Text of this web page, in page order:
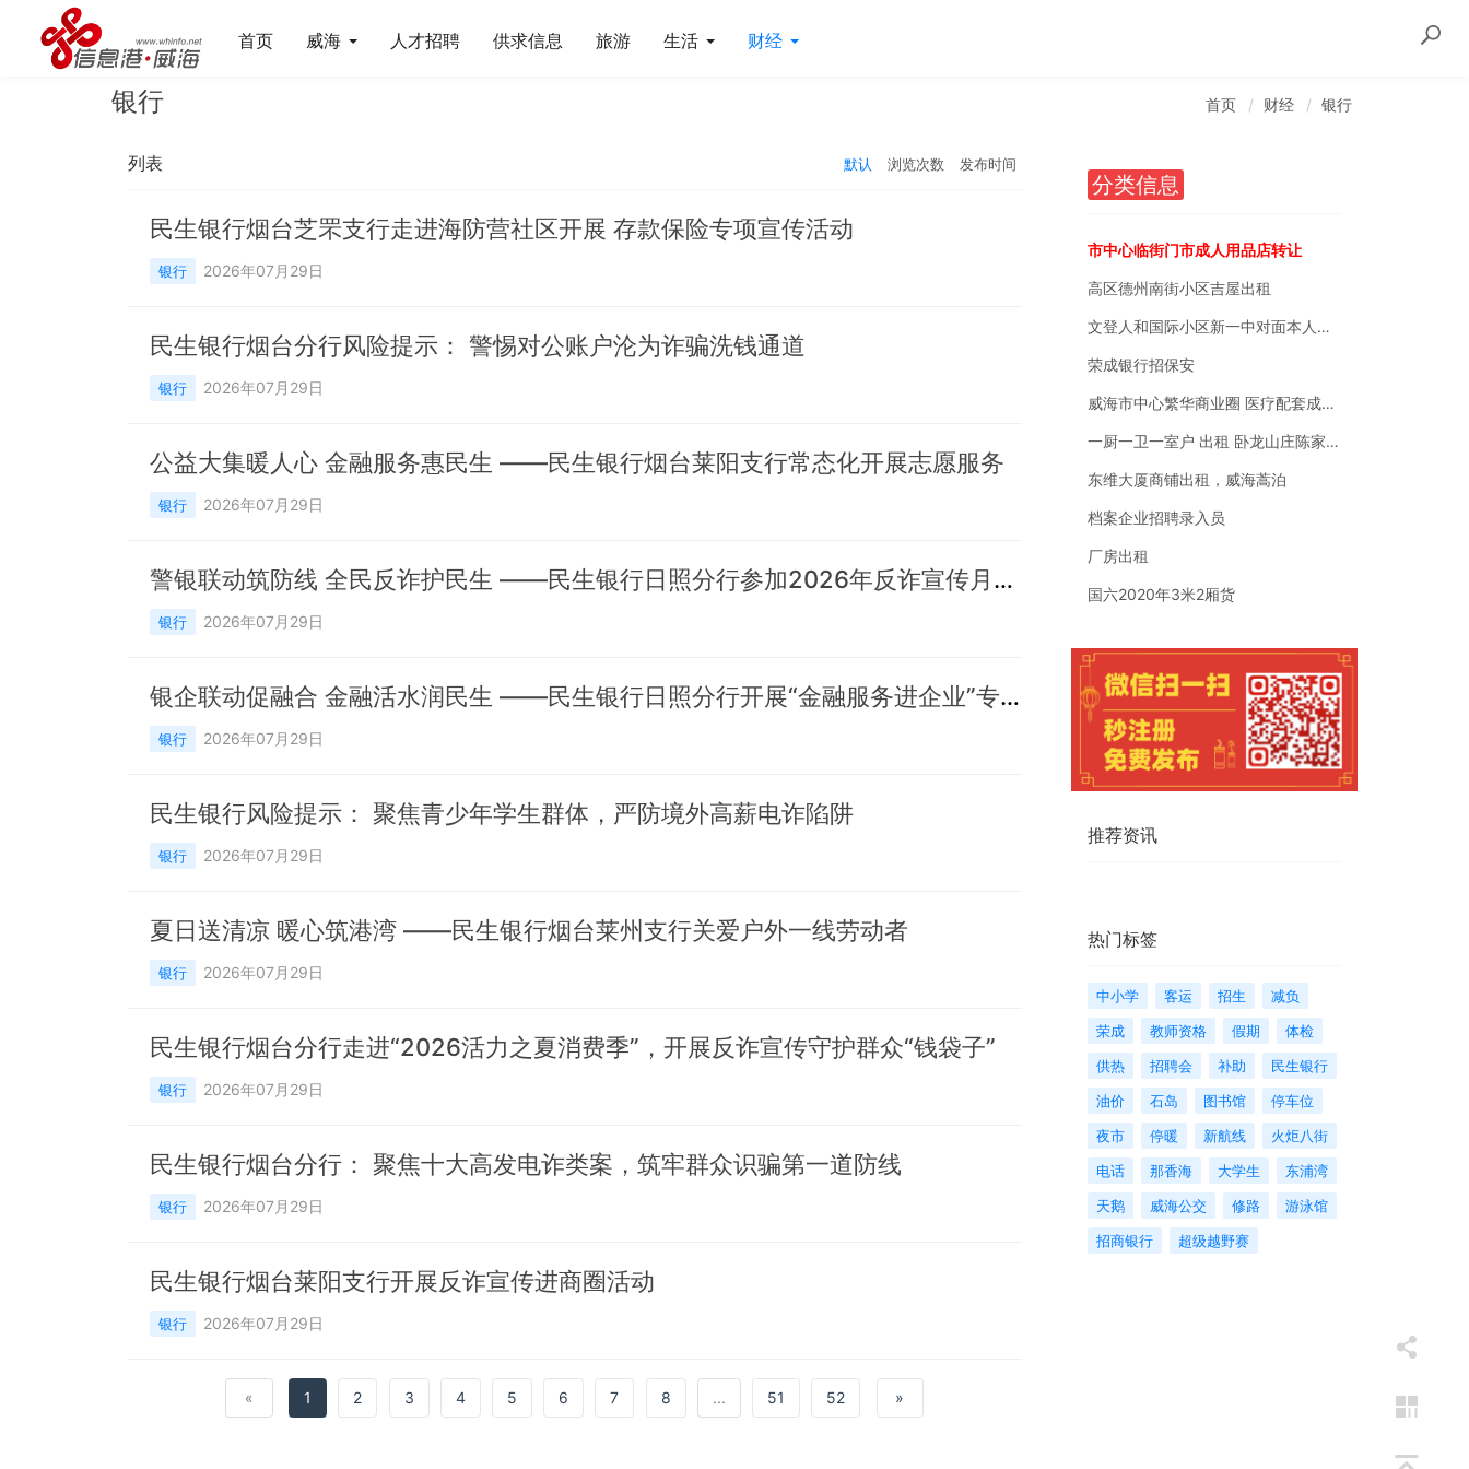
首页 威海 人才招聘 供求信息 旅游 生活 财经
银行 首页 财经 银行
列表 默认 浏览次数 发布时间
民生银行烟台芝罘支行走进海防营社区开展 存款保险专项宣传活动
银行 2026年07月29日
民生银行烟台分行风险提示： 警惕对公账户沦为诈骗洗钱通道
银行 2026年07月29日
公益大集暖人心 金融服务惠民生 ——民生银行烟台莱阳支行常态化开展志愿服务
银行 2026年07月29日
警银联动筑防线 全民反诈护民生 ——民生银行日照分行参加2026年反诈宣传月晚会
银行 2026年07月29日
银企联动促融合 金融活水润民生 ——民生银行日照分行开展“金融服务进企业”专场活动
银行 2026年07月29日
民生银行风险提示： 聚焦青少年学生群体，严防境外高薪电诈陷阱
银行 2026年07月29日
夏日送清凉 暖心筑港湾 ——民生银行烟台莱州支行关爱户外一线劳动者
银行 2026年07月29日
民生银行烟台分行走进“2026活力之夏消费季”，开展反诈宣传守护群众“钱袋子”
银行 2026年07月29日
民生银行烟台分行： 聚焦十大高发电诈类案，筑牢群众识骗第一道防线
银行 2026年07月29日
民生银行烟台莱阳支行开展反诈宣传进商圈活动
银行 2026年07月29日
« 1 2 3 4 5 6 7 8 ... 51 52 »
分类信息
市中心临街门市成人用品店转让
高区德州南街小区吉屋出租
文登人和国际小区新一中对面本人自有房销售
荣成银行招保安
威海市中心繁华商业圈 医疗配套成熟 南北通透
一厨一卫一室户 出租 卧龙山庄陈家后沟附近
东维大厦商铺出租，威海蒿泊
档案企业招聘录入员
厂房出租
国六2020年3米2厢货
推荐资讯
热门标签
中小学 客运 招生
减负
荣成
教师资格 假期
体检
供热
招聘会 补助
民生银行
油价
石岛 图书馆
停车位
夜市
停暖 新航线
火炬八街
电话
那香海 大学生
东浦湾
天鹅
威海公交 修路
游泳馆
招商银行
超级越野赛